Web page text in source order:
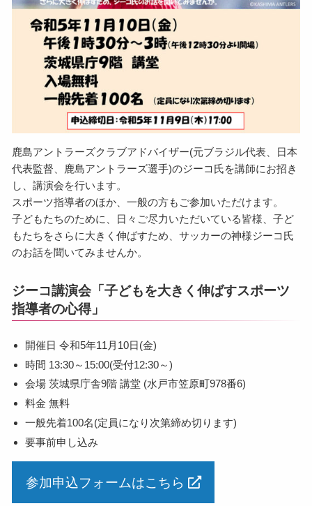
鹿島アントラーズクラブアドバイザー(元ブラジル代表、日本
代表監督、鹿島アントラーズ選手)のジーコ氏を講師にお招き
し、講演会を行います。
スポーツ指導者のほか、一般の方もご参加いただけます。
子どもたちのために、日々ご尽力いただいている皆様、子ど
もたちをさらに大きく伸ばすため、サッカーの神様ジーコ氏
のお話を聞いてみませんか。
ジーコ講演会「子どもを大きく伸ばすスポーツ
指導者の心得」
開催日 令和5年11月10日(金)
時間 13:30～15:00(受付12:30～)
会場 茨城県庁舎9階 講堂 (水戸市笠原町978番6)
料金 無料
一般先着100名(定員になり次第締め切ります)
要事前申し込み
参加申込フォームはこちら